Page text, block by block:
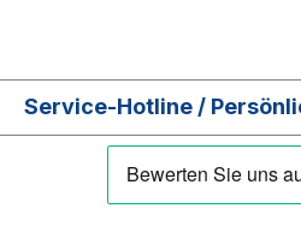
Service-Hotline /